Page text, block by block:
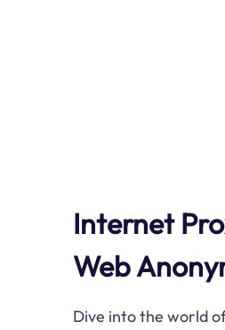
Internet
Web
Dive into the world